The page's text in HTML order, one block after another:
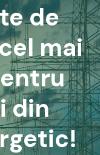
de
mai
din